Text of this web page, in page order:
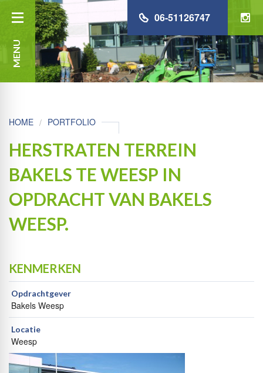
MENU
06-51126747
HOME PORTFOLIO
HERSTRATEN TERREIN
BAKELS TE WEESP IN
OPDRACHT VAN BAKELS
WEESP.
KENMERKEN
Opdrachtgever
Bakels Weesp
Locatie
Weesp